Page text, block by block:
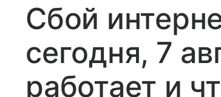
Сбой
сегодня, 7
работает и